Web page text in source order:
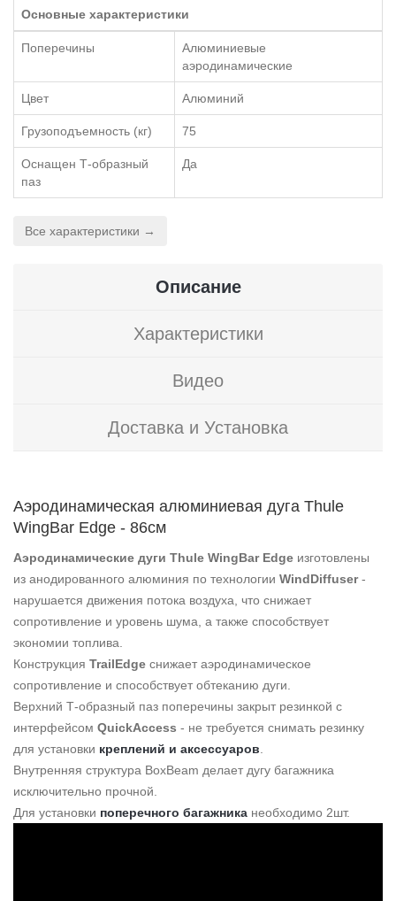
Основные характеристики
Поперечины
Алюминиевые
аэродинамические
Цвет Алюминий
Грузоподъемность (кг) 75
Оснащен Т-образный
паз
Да
Все характеристики →
Описание
Характеристики
Видео
Доставка и Установка
Аэродинамическая алюминиевая дуга Thule
WingBar Edge - 86см
Аэродинамические дуги Thule WingBar Edge изготовлены
из анодированного алюминия по технологии WindDiffuser-
нарушается движения потока воздуха, что снижает
сопротивление и уровень шума, а также способствует
экономии топлива.
Конструкция TrailEdge снижает аэродинамическое
сопротивление и способствует обтеканию дуги.
Верхний Т-образный паз поперечины закрыт резинкой с
интерфейсом QuickAccess - не требуется снимать резинку
для установки креплений и аксессуаров.
Внутренняя структура BoxBeam делает дугу багажника
исключительно прочной.
Для установки поперечного багажника необходимо 2шт.